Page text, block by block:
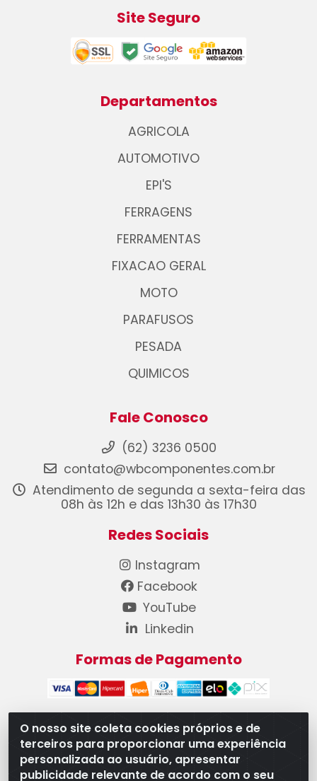
O nosso site coleta cookies próprios e de
terceiros para proporcionar uma experiência
personalizada ao usuário, apresentar
publicidade relevante de acordo com o seu
Site Seguro
Departamentos
AGRICOLA
AUTOMOTIVO
EPI'S
FERRAGENS
FERRAMENTAS
FIXACAO GERAL
MOTO
PARAFUSOS
PESADA
QUIMICOS
Fale Conosco
(62) 3236 0500
contato@wbcomponentes.com.br
Atendimento de segunda a sexta-feira das
08h às 12h e das 13h30 às 17h30
Redes Sociais
Instagram
Facebook
YouTube
Linkedin
Formas de Pagamento
WB Componentes Automotivos LTDA - CNPJ
08.528.393/0001-12 - Rua do Níquel, 667 - Parque
Oeste Industrial, Goiânia/GO - CEP 74375-660